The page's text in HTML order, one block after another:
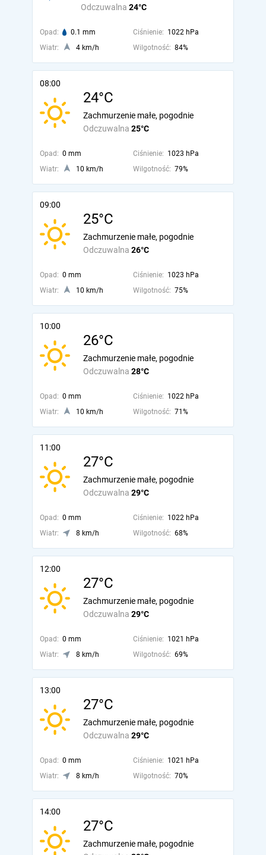
Odczuwalna 24°C
Opad: 0.1 mm Ciśnienie: 1022 hPa
Wiatr:
4 km/h Wilgotność: 84%
08:00
24°C
Odczuwalna 25°C
Zachmurzenie małe, pogodnie
Opad: 0 mm Ciśnienie: 1023 hPa
Wiatr:
10 km/h Wilgotność: 79%
09:00
25°C
Odczuwalna 26°C
Zachmurzenie małe, pogodnie
Opad: 0 mm Ciśnienie: 1023 hPa
Wiatr:
10 km/h Wilgotność: 75%
10:00
26°C
Odczuwalna 28°C
Zachmurzenie małe, pogodnie
Opad: 0 mm Ciśnienie: 1022 hPa
Wiatr:
10 km/h Wilgotność: 71%
11:00
27°C
Odczuwalna 29°C
Zachmurzenie małe, pogodnie
Opad: 0 mm Ciśnienie: 1022 hPa
Wiatr:
8 km/h Wilgotność: 68%
12:00
27°C
Odczuwalna 29°C
Zachmurzenie małe, pogodnie
Opad: 0 mm Ciśnienie: 1021 hPa
Wiatr:
8 km/h Wilgotność: 69%
13:00
27°C
Odczuwalna 29°C
Zachmurzenie małe, pogodnie
Opad: 0 mm Ciśnienie: 1021 hPa
Wiatr:
8 km/h Wilgotność: 70%
14:00
27°C
Zachmurzenie małe, pogodnie